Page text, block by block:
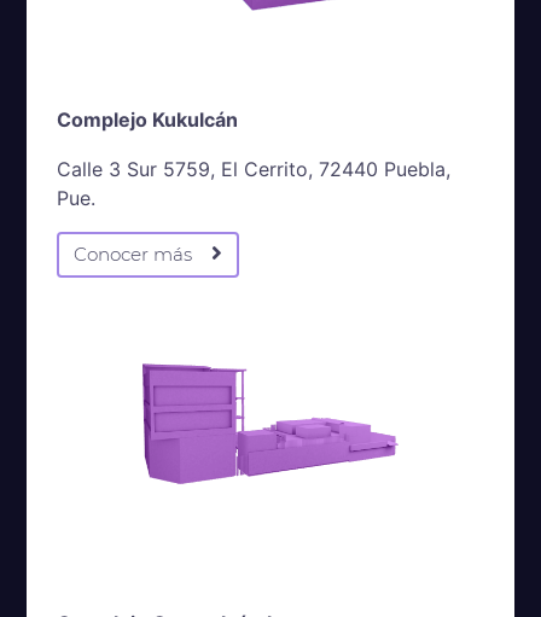
Complejo Kukulcán
Calle 3 Sur 5759, El Cerrito, 72440 Puebla,
Pue.
Conocer más